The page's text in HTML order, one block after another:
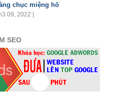
chục miệng hố
09, 2022 |
SEO